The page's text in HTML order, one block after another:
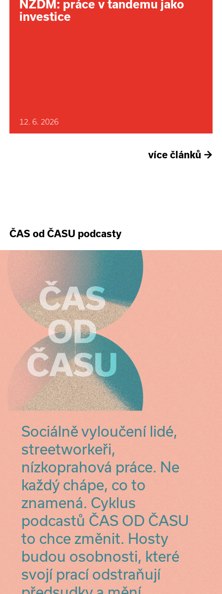
NZDM: práce v tandemu jako
investice
12. 6. 2026
více článků →
ČAS od ČASU podcasty
Sociálně vyloučení lidé,
streetworkeři,
nízkoprahová práce. Ne
každý chápe, co to
znamená. Cyklus
podcastů ČAS OD ČASU
to chce změnit. Hosty
budou osobnosti, které
svojí prací odstraňují